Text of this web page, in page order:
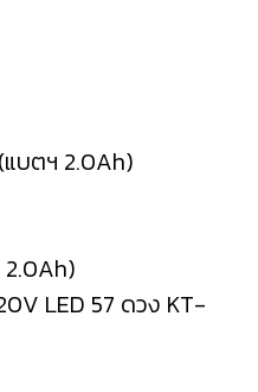
แบตฯ 2.0Ah)
LED 57 ดวง KT-